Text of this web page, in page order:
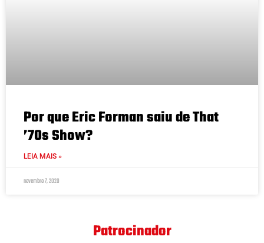
Por que Eric Forman saiu de That
’70s Show?
LEIA MAIS »
novembro 7, 2020
Patrocinador